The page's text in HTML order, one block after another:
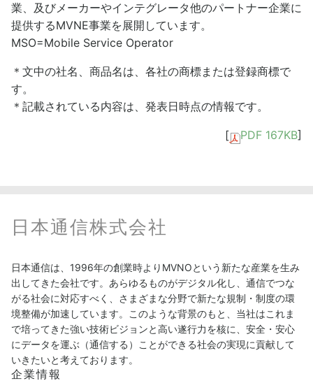
業、及びメーカーやインテグレータ他のパートナー企業に
提供するMVNE事業を展開しています。
MSO=Mobile Service Operator
＊文中の社名、商品名は、各社の商標または登録商標で
す。
＊記載されている内容は、発表日時点の情報です。
[ PDF 167KB]
日本通信株式会社
日本通信は、1996年の創業時よりMVNOという新たな産業を生み
出してきた会社です。あらゆるものがデジタル化し、通信でつな
がる社会に対応すべく、さまざまな分野で新たな規制・制度の環
境整備が加速しています。このような背景のもと、当社はこれま
で培ってきた強い技術ビジョンと高い遂行力を核に、安全・安心
にデータを運ぶ（通信する）ことができる社会の実現に貢献して
いきたいと考えております。
企業情報